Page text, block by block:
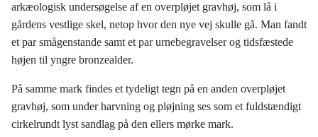
arkæologisk undersøgelse af en overpløjet gravhøj, som lå i
gårdens vestlige skel, netop hvor den nye vej skulle gå. Man fandt
et par smågenstande samt et par urnebegravelser og tidsfæstede
højen til yngre bronzealder.
På samme mark findes et tydeligt tegn på en anden overpløjet
gravhøj, som under harvning og pløjning ses som et fuldstændigt
cirkelrundt lyst sandlag på den ellers mørke mark.